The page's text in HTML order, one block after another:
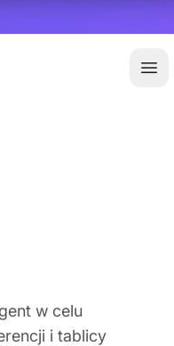
w celu
i tablicy